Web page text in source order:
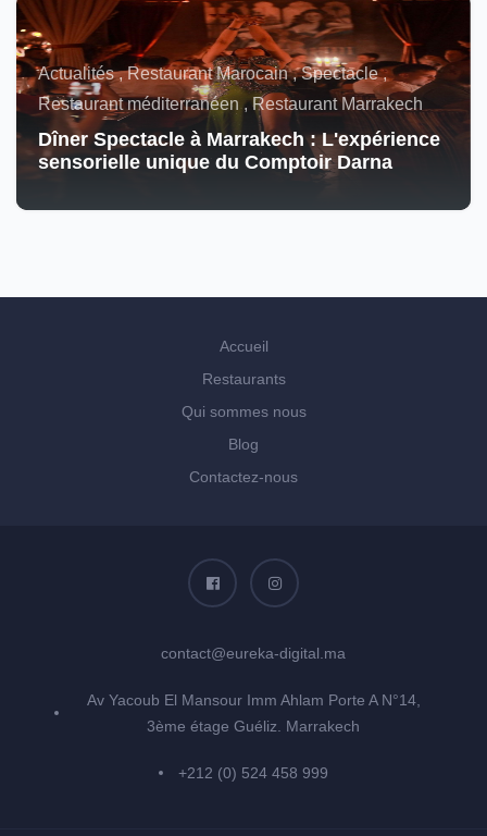
Actualités , Restaurant Marocain , Spectacle ,
Restaurant méditerranéen , Restaurant Marrakech
Dîner Spectacle à Marrakech : L'expérience
sensorielle unique du Comptoir Darna
Accueil
Restaurants
Qui sommes nous
Blog
Contactez-nous
contact@eureka-digital.ma
Av Yacoub El Mansour Imm Ahlam Porte A N°14,
3ème étage Guéliz. Marrakech
+212 (0) 524 458 999